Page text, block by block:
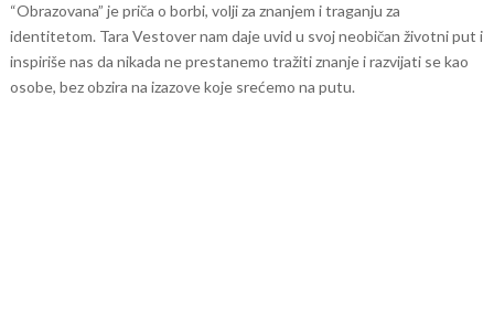
“Obrazovana” je priča o borbi, volji za znanjem i traganju za
identitetom. Tara Vestover nam daje uvid u svoj neobičan životni put i
inspiriše nas da nikada ne prestanemo tražiti znanje i razvijati se kao
osobe, bez obzira na izazove koje srećemo na putu.